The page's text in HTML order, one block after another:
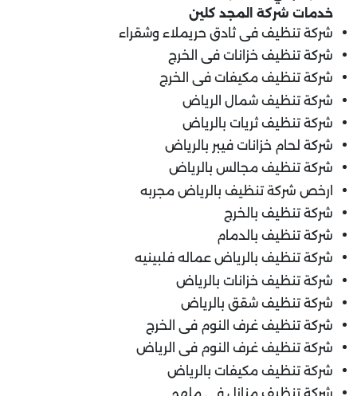
خدمات شركة المجد كلين
شركة تنظيف فى ثادق حريملاء وشقراء
شركة تنظيف خزانات فى الخرج
شركة تنظيف مكيفات فى الخرج
شركة تنظيف شمال الرياض
شركة تنظيف ثريات بالرياض
شركة لحام خزانات فيبر بالرياض
شركة تنظيف مجالس بالرياض
ارخص شركة تنظيف بالرياض مجربه
شركة تنظيف بالخرج
شركة تنظيف بالدمام
شركة تنظيف بالرياض عماله فلبينيه
شركة تنظيف خزانات بالرياض
شركة تنظيف شقق بالرياض
شركة تنظيف غرف النوم فى الخرج
شركة تنظيف غرف النوم فى الرياض
شركة تنظيف مكيفات بالرياض